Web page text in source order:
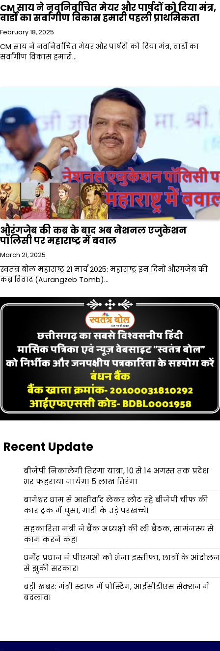
CM साय ने नवनिर्वाचित मेयर और पार्षदों को दिया मंत्र,
वार्डों का सर्वांगीण विकास हमारी पहली प्राथमिकता
February 18, 2025
CM साय ने नवनिर्वाचित मेयर और पार्षदों को दिया मंत्र, वार्डों का
सर्वांगीण विकास हमारी…
औरंगजेब की कब्र के बाद अब नेशनल एजुकेशन
पॉलिसी पर महाराष्ट्र में बवाल
March 21, 2025
स्वतंत्र बोल महाराष्ट्र 21 मार्च 2025: महाराष्ट्र इन दिनों औरंगजेब की
कब्र विवाद (Aurangzeb Tomb)…
Recent Update
बीजेपी निकालेगी तिरंगा यात्रा, 10 से 14 अगस्त तक प्रदेश
भर फहराया जायेगा 5 लाख तिरंगा
बागेश्वर धाम से आशीर्वाद लेकर लौट रहे बीजेपी चीफ की
कार ट्रक में घुसा, गाडी के उड़े परखच्चे।
सहकारिता मंत्री ने बैंक अध्यक्षो की ली बैठक, सामंजस्य से
काम करने कहा
धर्मेंद्र प्रधान ने पीएमओ को भेजा इस्तीफा, छात्रों के आंदोलन
से झुकी सरकार।
बड़ी खबर: मंत्री स्टाफ में पोस्टिंग, आईसीडीएस सेक्शन में
बदलाव।